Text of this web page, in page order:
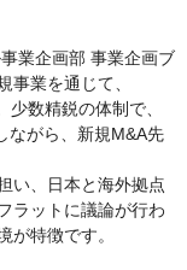
業企画部 事業企画ブ
事業を通じて、
数精鋭の体制で、
ながら、新規M&A先
い、日本と海外拠点
ラットに議論が行わ
が特徴です。